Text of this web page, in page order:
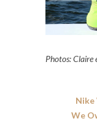
Photos: Claire
Nike
We